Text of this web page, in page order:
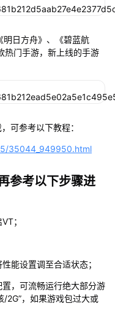
明日方舟》、《碧蓝航
热门手游，新上线的手游
可参考以下教程：
35044_949950.html
参考以下步骤进
；
能设置调至合适状态；
，可流畅运行绝大部分游
/2G”，如果游戏包过大或